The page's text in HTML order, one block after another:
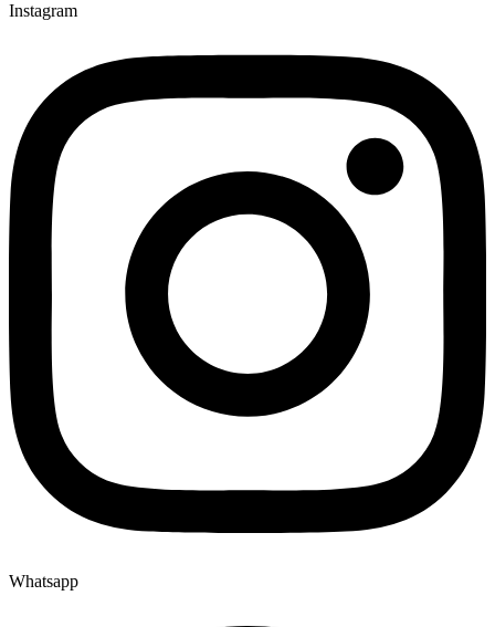
Instagram
Whatsapp